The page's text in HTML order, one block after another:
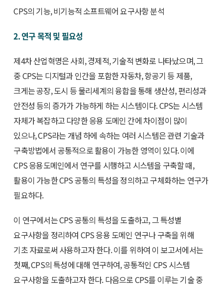
CPS의 기능, 비기능적 소프트웨어 요구사항 분석
2. 연구 목적 및 필요성
제4차 산업혁명은 사회, 경제적, 기술적 변화로 나타났으며, 그
중 CPS는 디지털과 인간을 포함한 자동차, 항공기 등 제품,
크게는 공장, 도시 등 물리세계의 융합을 통해 생산성, 편리성과
안전성 등의 증가가 가능하게 하는 시스템이다. CPS는 시스템
자체가 복잡하고 다양한 응용 도메인 간에 차이점이 많이
있으나, CPS라는 개념 하에 속하는 여러 시스템은 관련 기술과
구축방법에서 공통적으로 활용이 가능한 영역이 있다. 이에
CPS 응용도메인에서 연구를 시행하고 시스템을 구축할 때,
활용이 가능한 CPS 공통의 특성을 정의하고 구체화하는 연구가
필요하다.
이 연구에서는 CPS 공통의 특성을 도출하고, 그 특성별
요구사항을 정리하여 CPS 응용 도메인 연구나 구축을 위해
기초 자료로써 사용하고자 한다. 이를 위하여 이 보고서에서는
첫째, CPS의 특성에 대해 연구하여, 공통적인 CPS 시스템
요구사항을 도출하고자 한다. 다음으로 CPS를 이루는 기술 중